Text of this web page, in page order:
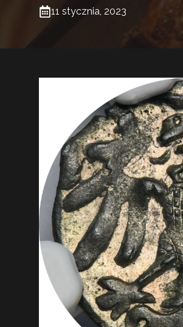
11 stycznia, 2023